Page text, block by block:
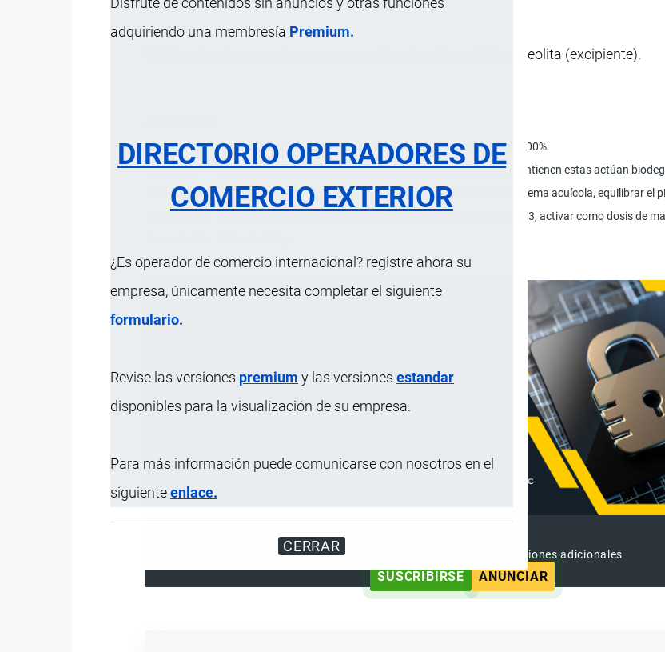
adquiriendo una membresía Premium.
DIRECTORIO OPERADORES DE
COMERCIO EXTERIOR
¿Es operador de comercio internacional? registre ahora su
empresa, únicamente necesita completar el siguiente
formulario.
Revise las versiones premium y las versiones estandar
disponibles para la visualización de su empresa.
Para más información puede comunicarse con nosotros en el
siguienteenlace.
CERRAR
Cultivo de microorganismos, que contiene bacillus sutbilis y zeolita (excipiente).
Composición
Bacillus subtilis 50%; Zeolita (excipientes) hasta completar el 100%.
Funciones
La primera como bioremediador, debido a las bacterias que contienen estas actúan
Beneficios
Mejorar la calidad del agua, mantener la estabilidad del ecosistema acuícola, equilibrar
De manera directa en el agua de piscinas: Usar 30-45g/1000 m3, activar como dosis
Disfrute de contenido sin anuncios y funciones adicionales
SUSCRIBIRSE ANUNCIAR